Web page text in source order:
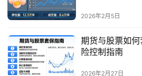
2026年2月5日
期货与股票如
险控制指南
2026年2月27日